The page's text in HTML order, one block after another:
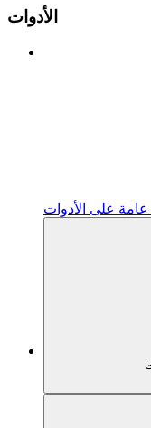
الأدوات
على الأدوات